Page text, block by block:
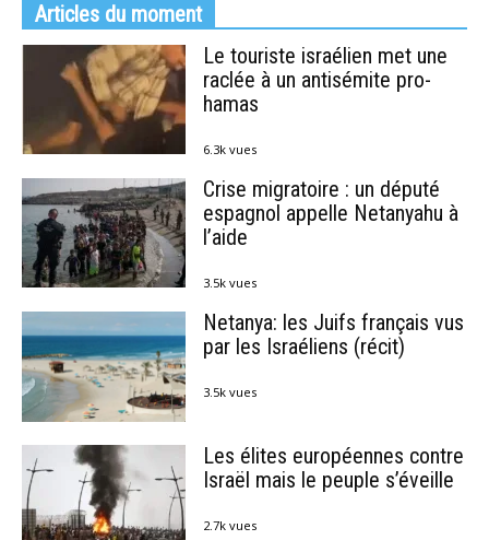
Articles du moment
Le touriste israélien met une
raclée à un antisémite pro-
hamas
6.3k vues
Crise migratoire : un député
espagnol appelle Netanyahu à
l’aide
3.5k vues
Netanya: les Juifs français vus
par les Israéliens (récit)
3.5k vues
Les élites européennes contre
Israël mais le peuple s’éveille
2.7k vues